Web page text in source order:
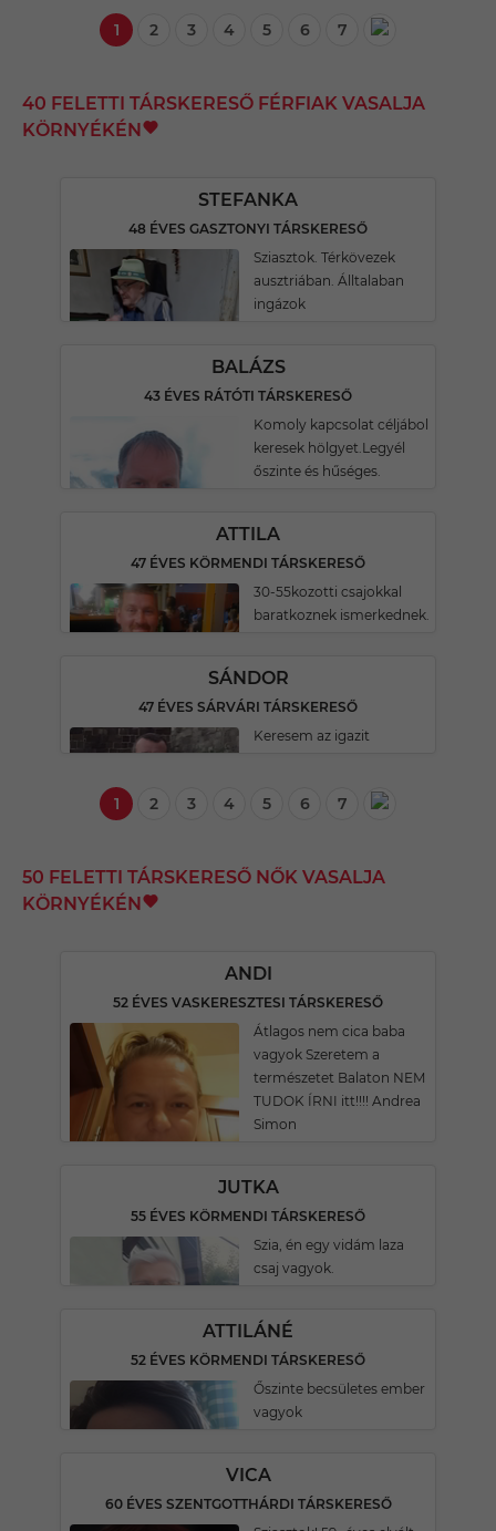
1 2 3 4 5 6 7
40 FELETTI TÁRSKERESŐ FÉRFIAK VASALJA
KÖRNYÉKÉN
STEFANKA
48 ÉVES GASZTONYI TÁRSKERESŐ
Sziasztok. Térkövezek
ausztriában. Álltalaban
ingázok
BALÁZS
43 ÉVES RÁTÓTI TÁRSKERESŐ
Komoly kapcsolat céljábol
keresek hölgyet.Legyél
őszinte és hűséges.
ATTILA
47 ÉVES KÖRMENDI TÁRSKERESŐ
30-55kozotti csajokkal
baratkoznek ismerkednek.
SÁNDOR
47 ÉVES SÁRVÁRI TÁRSKERESŐ
Keresem az igazit
1 2 3 4 5 6 7
50 FELETTI TÁRSKERESŐ NŐK VASALJA
KÖRNYÉKÉN
ANDI
52 ÉVES VASKERESZTESI TÁRSKERESŐ
Átlagos nem cica baba
vagyok Szeretem a
természetet Balaton NEM
TUDOK ÍRNI itt!!!! Andrea
Simon
JUTKA
55 ÉVES KÖRMENDI TÁRSKERESŐ
Szia, én egy vidám laza
csaj vagyok.
ATTILÁNÉ
52 ÉVES KÖRMENDI TÁRSKERESŐ
Őszinte becsületes ember
vagyok
VICA
60 ÉVES SZENTGOTTHÁRDI TÁRSKERESŐ